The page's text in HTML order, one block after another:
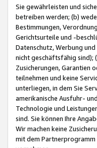
Sie gewährleisten und
betreiben werden; (b)
Bestimmungen,
Gerichtsurteile und -
Datenschutz, Werbung
nicht geschäftsfähig sind);
Zusicherungen, Garantien
teilnehmen und keine
unterliegen, in dem Sie
amerikanische Ausfuhr-
Technologie und
sind. Sie können Ihre
Wir machen keine
mit dem Partnerprogramm